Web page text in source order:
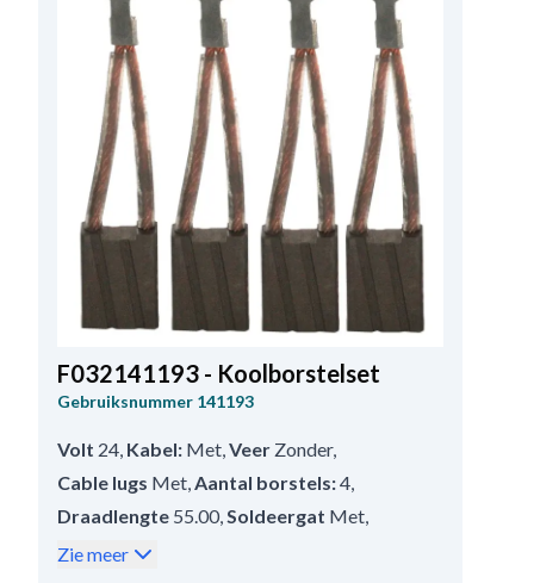
F032141193 - Koolborstelset
Gebruiksnummer 141193
Volt 24, Kabel: Met,Veer Zonder,
Cable lugs Met,Aantal borstels:4,
Draadlengte 55.00,Soldeergat Met,
Dikte9.95,
Zie meer